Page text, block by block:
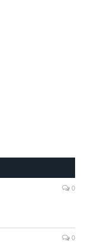
0
0